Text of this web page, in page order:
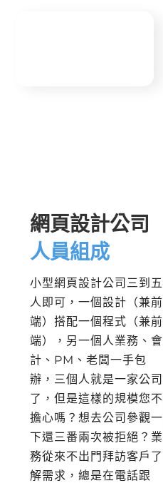
網頁設計公司
人員組成
小型網頁設計公司三到五
人即可，一個設計（兼前
端）搭配一個程式（兼前
端），另一個人業務、會
計、PM、老闆一手包
辦，三個人就是一家公司
了，但是這樣的規模您不
擔心嗎？想去公司參觀一
下還三番兩次被拒絕？業
務從來不出門拜訪客戶了
解需求，總是在電話跟